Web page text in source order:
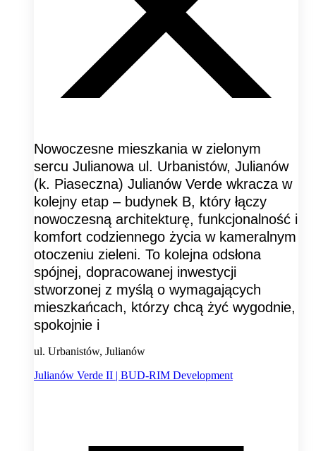
Nowoczesne mieszkania w zielonym
sercu Julianowa ul. Urbanistów, Julianów
(k. Piaseczna) Julianów Verde wkracza w
kolejny etap – budynek B, który łączy
nowoczesną architekturę, funkcjonalność i
komfort codziennego życia w kameralnym
otoczeniu zieleni. To kolejna odsłona
spójnej, dopracowanej inwestycji
stworzonej z myślą o wymagających
mieszkańcach, którzy chcą żyć wygodnie,
spokojnie i
ul. Urbanistów, Julianów
Julianów Verde II | BUD-RIM Development